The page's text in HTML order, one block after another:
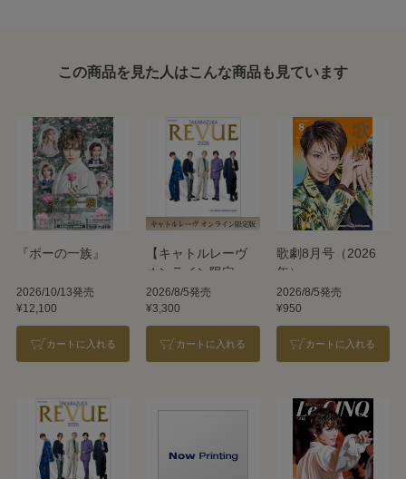
この商品を見た人はこんな商品も見ています
『ポーの一族』
2026/10/13発売
¥12,100
カートに入れる
【キャトルレーヴ
オンライン限定
版】TAKARAZUKA
REVUE 2026
2026/8/5発売
¥3,300
カートに入れる
歌劇8月号（2026
年）
2026/8/5発売
¥950
カートに入れる